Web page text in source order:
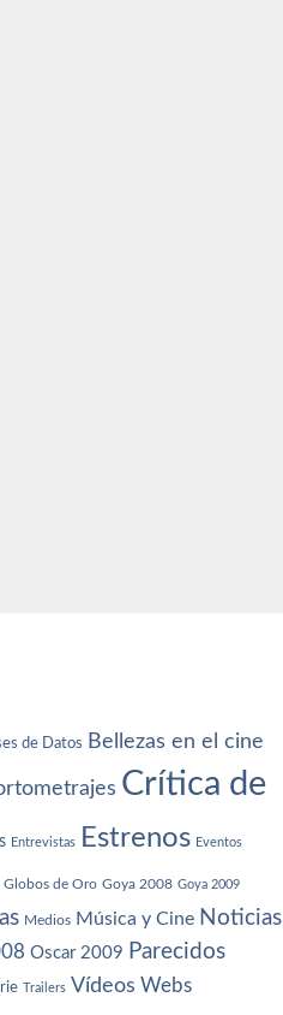
de Datos Bellezas en el cine
Crítica de
Entrevistas Estrenos Eventos
Globos de Oro Goya 2008 Goya 2009
Medios Música y Cine Noticias
Oscar 2009 Parecidos
Trailers Vídeos Webs